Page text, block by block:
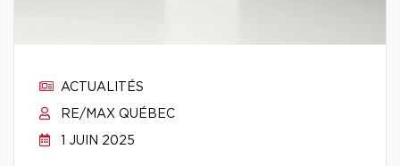
ACTUALITÉS
RE/MAX QUÉBEC
1 JUIN 2025